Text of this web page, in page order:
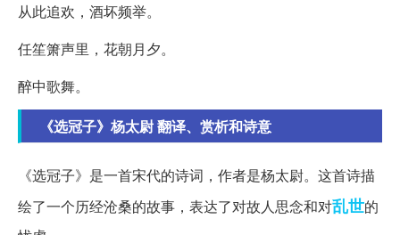
从此追欢，酒坏频举。
任笙箫声里，花朝月夕。
醉中歌舞。
《选冠子》杨太尉 翻译、赏析和诗意
《选冠子》是一首宋代的诗词，作者是杨太尉。这首诗描
绘了一个历经沧桑的故事，表达了对故人思念和对乱世的